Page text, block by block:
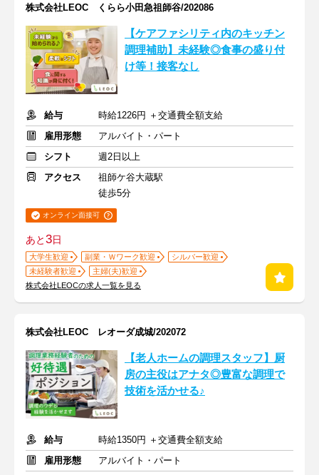
株式会社LEOC くらら小田急祖師谷/202086
【ケアファシリティ内のキッチン
調理補助】未経験◎食事の盛り付
け等！接客なし
給与
時給1226円 ＋交通費全額支給
雇用形態
アルバイト・パート
シフト
週2日以上
アクセス
祖師ケ谷大蔵駅
徒歩5分
オンライン面接可
あと3日
大学生歓迎 副業・Ｗワーク歓迎
シルバー歓迎
未経験者歓迎
主婦(夫)歓迎
株式会社LEOCの求人一覧を見る
株式会社LEOC レオーダ成城/202072
【老人ホームの調理スタッフ】厨
房の主役はアナタ◎豊富な調理で
技術を活かせる♪
給与
時給1350円 ＋交通費全額支給
雇用形態
アルバイト・パート